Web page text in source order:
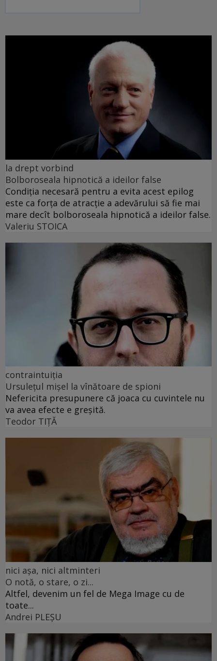
la drept vorbind
Bolboroseala hipnotică a ideilor false
Condiția necesară pentru a evita acest epilog
este ca forța de atracție a adevărului să fie mai
mare decît bolboroseala hipnotică a ideilor false.
Valeriu STOICA
contraintuiția
Ursulețul mișel la vînătoare de spioni
Nefericita presupunere că joaca cu cuvintele nu
va avea efecte e greșită.
Teodor TIŢĂ
nici așa, nici altminteri
O notă, o stare, o zi...
Altfel, devenim un fel de Mega Image cu de
toate...
Andrei PLEŞU